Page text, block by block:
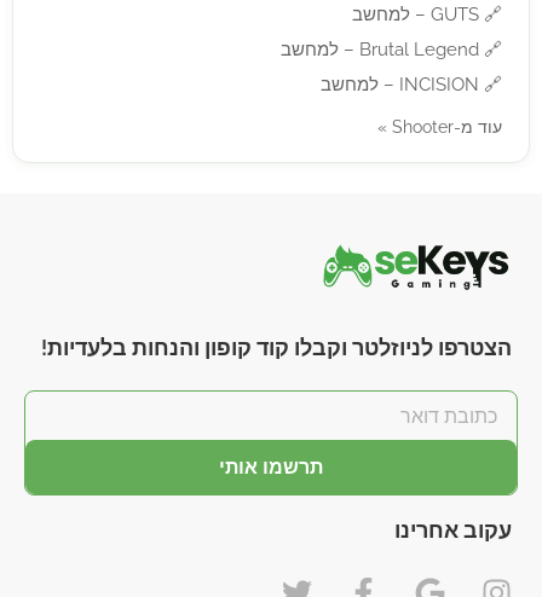
🔗 GUTS – למחשב
🔗 Brutal Legend – למחשב
🔗 INCISION – למחשב
עוד מ-Shooter »
הצטרפו לניוזלטר וקבלו קוד קופון והנחות בלעדיות!
תרשמו אותי
עקוב אחרינו